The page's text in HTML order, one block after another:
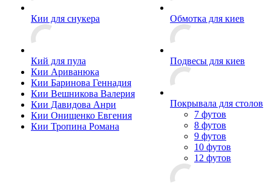
Кии для снукера
Кий для пула
Кии Ариванюка
Кии Баринова Геннадия
Кии Вешникова Валерия
Кии Давидова Анри
Кии Онищенко Евгения
Кии Тропина Романа
Обмотка для киев
Подвесы для киев
Покрывала для столов
7 футов
8 футов
9 футов
10 футов
12 футов